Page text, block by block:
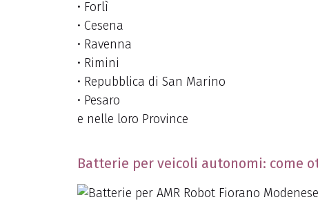
• Forlì
• Cesena
• Ravenna
• Rimini
• Repubblica di San Marino
• Pesaro
e nelle loro Province
Batterie per veicoli autonomi: come